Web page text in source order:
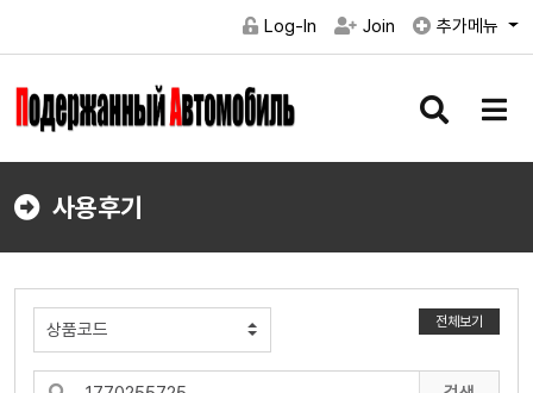
Log-In Join 추가메뉴
검
버
메
버
사용후기
전체보기